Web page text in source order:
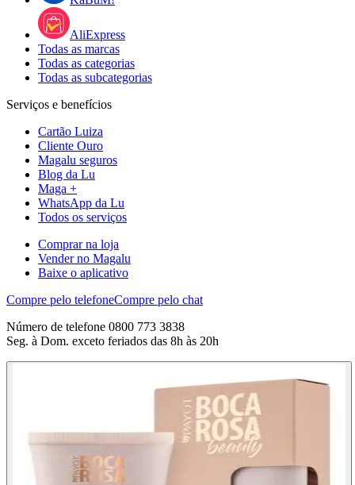
AliExpress
Todas as marcas
Todas as categorias
Todas as subcategorias
Serviços e benefícios
Cartão Luiza
Cliente Ouro
Magalu seguros
Blog da Lu
Maga +
WhatsApp da Lu
Todos os serviços
Comprar na loja
Vender no Magalu
Baixe o aplicativo
Compre pelo telefoneCompre pelo chat
Número de telefone 0800 773 3838
Seg. à Dom. exceto feriados das 8h às 20h